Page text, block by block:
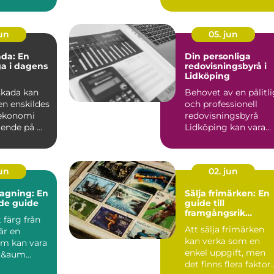
En
i dagens
kan
enskildes
på ...
05. jun
Din personliga
redovisningsbyrå i
Lidköping
Behovet av en
och professionell
redovisningsbyrå
Lidköping kan vara
En
guide
färg från
en
kan vara
02. jun
Sälja frimärken: En
guide till
framgångsrik
Att sälja frimärken
kan verka som en
enkel uppgift, men
det finns flera